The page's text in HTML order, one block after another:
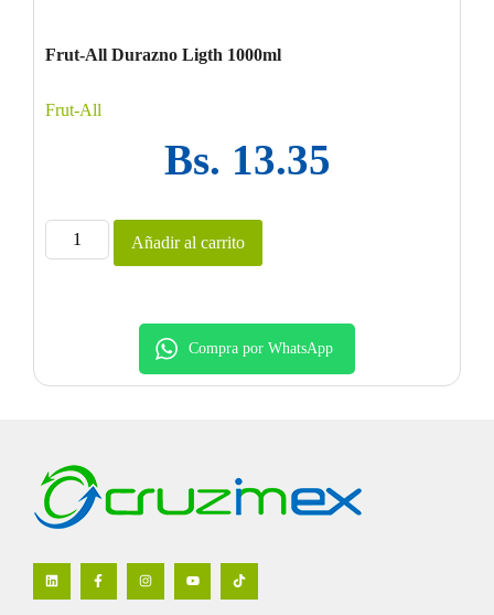
Frut-All Durazno Ligth 1000ml
Frut-All
Bs. 13.35
Añadir al carrito
Compra por WhatsApp